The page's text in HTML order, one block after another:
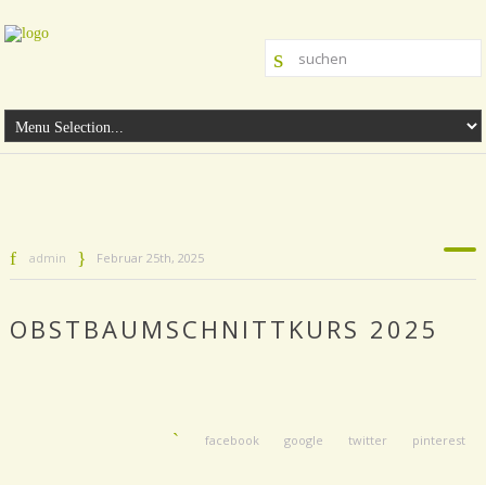
admin Februar 25th, 2025
OBSTBAUMSCHNITTKURS 2025
facebook google twitter pinterest